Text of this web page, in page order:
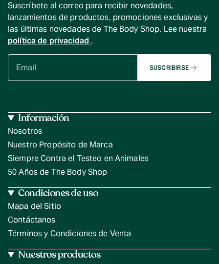
Suscríbete al correo para recibir novedades,
lanzamientos de productos, promociones exclusivas y
las últimas novedades de The Body Shop. Lee nuestra
política de privacidad .
SUSCRIBIRSE
Información
Nosotros
Nuestro Propósito de Marca
Siempre Contra el Testeo en Animales
50 Años de The Body Shop
Condiciones de uso
Mapa del Sitio
Contáctanos
Términos y Condiciones de Venta
Nuestros productos